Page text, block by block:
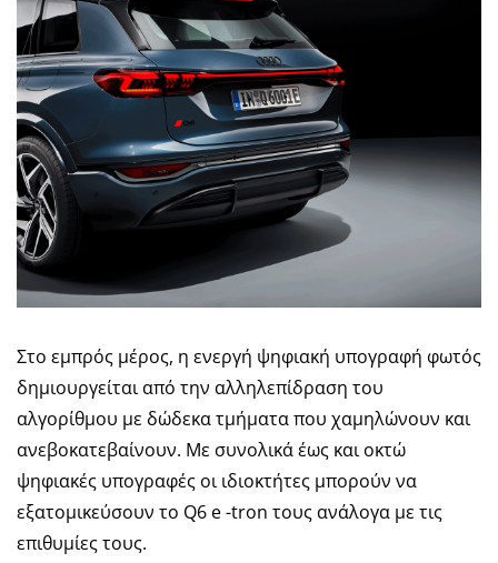
Στο εμπρός μέρος, η ενεργή ψηφιακή υπογραφή φωτός
δημιουργείται από την αλληλεπίδραση του
αλγορίθμου με δώδεκα τμήματα που χαμηλώνουν και
ανεβοκατεβαίνουν. Με συνολικά έως και οκτώ
ψηφιακές υπογραφές οι ιδιοκτήτες μπορούν να
εξατομικεύσουν το Q6 e -tron τους ανάλογα με τις
επιθυμίες τους.